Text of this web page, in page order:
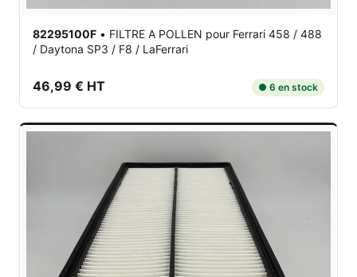
82295100F • FILTRE A POLLEN pour Ferrari 458 / 488
/ Daytona SP3 / F8 / LaFerrari
46,99 € HT ● 6 en stock